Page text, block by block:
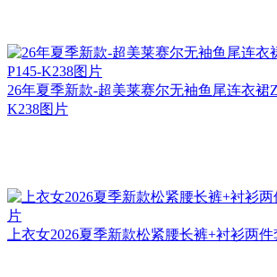
26年夏季新款-超美莱赛尔无袖鱼尾连衣裙
K238图片
上衣女2026夏季新款松紧腰长裤+衬衫两